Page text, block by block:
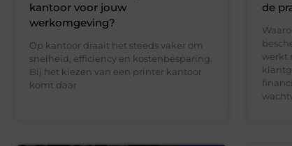
kantoor voor jouw
werkomgeving?
Op kantoor draait het steeds vaker om
snelheid, efficiency en kostenbesparing.
Bij het kiezen van een printer kantoor
komt daar
de
werkt